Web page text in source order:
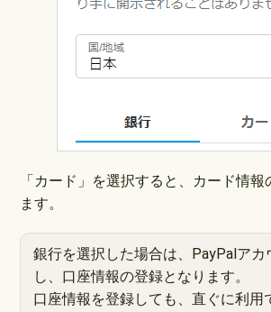
「カード」を選択すると、カード情報
ます。
銀行を選択した場合は、PayPalアカ
し、口座情報の登録となります。
口座情報を登録しても、直ぐに利用